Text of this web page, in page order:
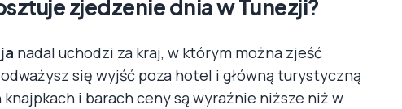
zjedzenie dnia w Tunezji?
nadal uchodzi za kraj, w którym można zjeść
się wyjść poza hotel i główną turystyczną
i barach ceny są wyraźnie niższe niż w